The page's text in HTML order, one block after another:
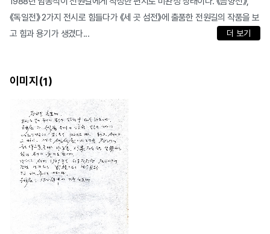
《독일전》 2가지 전시로 힘들다가 《세 곳 섬전》에 출품한 전원길의 작품을 보
고 힘과 용기가 생겼다...
더 보기
이미지(1)